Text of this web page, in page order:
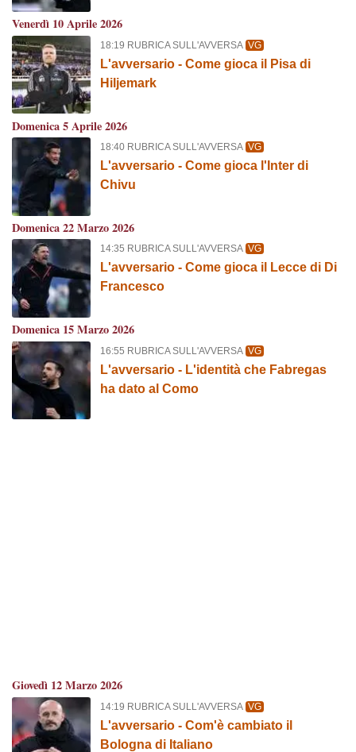
Venerdì 10 Aprile 2026
18:19 RUBRICA SULL'AVVERSA VG
L'avversario - Come gioca il Pisa di
Hiljemark
Domenica 5 Aprile 2026
18:40 RUBRICA SULL'AVVERSA VG
L'avversario - Come gioca l'Inter di
Chivu
Domenica 22 Marzo 2026
14:35 RUBRICA SULL'AVVERSA VG
L'avversario - Come gioca il Lecce di Di
Francesco
Domenica 15 Marzo 2026
16:55 RUBRICA SULL'AVVERSA VG
L'avversario - L'identità che Fabregas
ha dato al Como
Giovedì 12 Marzo 2026
14:19 RUBRICA SULL'AVVERSA VG
L'avversario - Com'è cambiato il
Bologna di Italiano